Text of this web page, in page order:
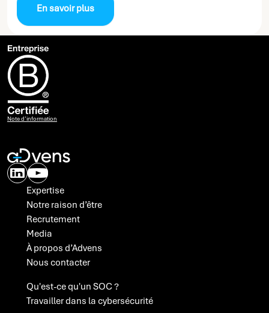
En savoir plus
Note d’information
Expertise
Notre raison d’être
Recrutement
Media
À propos d’Advens
Nous contacter
Qu'est-ce qu'un SOC ?
Travailler dans la cybersécurité